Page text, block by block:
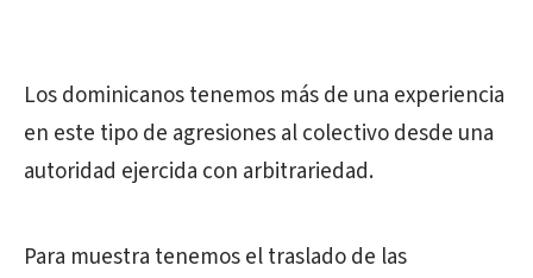
Los dominicanos tenemos más de una experiencia
en este tipo de agresiones al colectivo desde una
autoridad ejercida con arbitrariedad.
Para muestra tenemos el traslado de las